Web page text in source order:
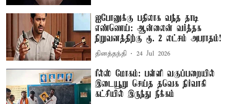
ஐபோனுக்கு பதிலாக வந்த தாடி
எண்ணெய்: ஆன்லைன் வர்த்தக
நிறுவனத்திற்கு ரூ. 2 லட்சம் அபராதம்!
தினத்தந்தி 24 Jul 2026
ரீல்ஸ் மோகம்: பள்ளி வகுப்பறையில்
இடையூறு செய்த தவெக நிர்வாகி
கட்சியில் இருந்து நீக்கம்